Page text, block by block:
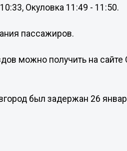
Окуловка 11:49 - 11:50.
пассажиров.
можно получить на
был задержан 26